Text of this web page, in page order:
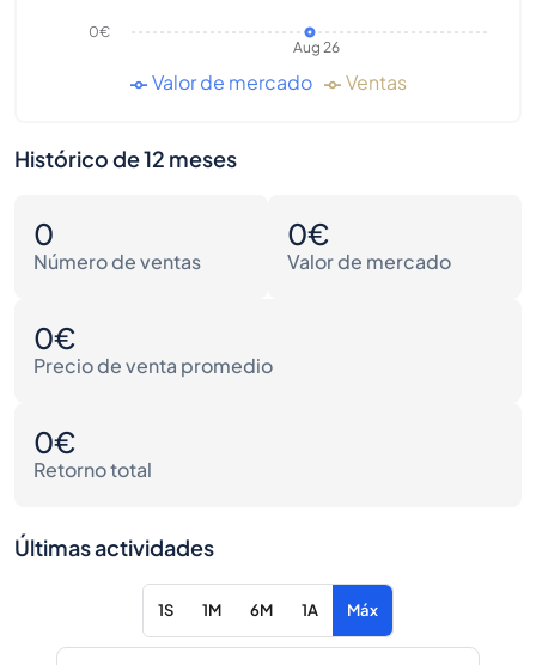
Aug 26
0€
Valor de mercado Ventas
Histórico de 12 meses
0
Número de ventas
0€
Valor de mercado
0€
Precio de venta promedio
0€
Retorno total
Últimas actividades
1S 1M 6M 1A Máx